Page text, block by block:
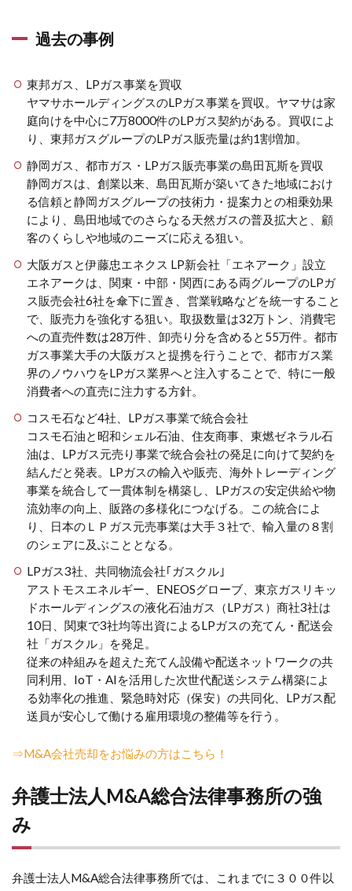
過去の事例
東邦ガス、LPガス事業を買収
ヤマサホールディングスのLPガス事業を買収。ヤマサは家
庭向けを中心に7万8000件のLPガス契約がある。買収によ
り、東邦ガスグループのLPガス販売量は約1割増加。
静岡ガス、都市ガス・LPガス販売事業の島田瓦斯を買収
静岡ガスは、創業以来、島田瓦斯が築いてきた地域におけ
る信頼と静岡ガスグループの技術力・提案力との相乗効果
により、島田地域でのさらなる天然ガスの普及拡大と、顧
客のくらしや地域のニーズに応える狙い。
大阪ガスと伊藤忠エネクス LP新会社「エネアーク」設立
エネアークは、関東・中部・関西にある両グループのLPガ
ス販売会社6社を傘下に置き、営業戦略などを統一すること
で、販売力を強化する狙い。取扱数量は32万トン、消費宅
への直売件数は28万件、卸売り分を含めると55万件。都市
ガス事業大手の大阪ガスと提携を行うことで、都市ガス業
界のノウハウをLPガス業界へと注入することで、特に一般
消費者への直売に注力する方針。
コスモ石など4社、LPガス事業で統合会社
コスモ石油と昭和シェル石油、住友商事、東燃ゼネラル石
油は、LPガス元売り事業で統合会社の発足に向けて契約を
結んだと発表。LPガスの輸入や販売、海外トレーディング
事業を統合して一貫体制を構築し、LPガスの安定供給や物
流効率の向上、販路の多様化につなげる。この統合によ
り、日本のＬＰガス元売事業は大手３社で、輸入量の８割
のシェアに及ぶこととなる。
LPガス3社、共同物流会社｢ガスクル｣
アストモスエネルギー、ENEOSグローブ、東京ガスリキッ
ドホールディングスの液化石油ガス（LPガス）商社3社は
10日、関東で3社均等出資によるLPガスの充てん・配送会
社「ガスクル」を発足。
従来の枠組みを超えた充てん設備や配送ネットワークの共
同利用、IoT・AIを活用した次世代配送システム構築によ
る効率化の推進、緊急時対応（保安）の共同化、LPガス配
送員が安心して働ける雇用環境の整備等を行う。
⇒M&A会社売却をお悩みの方はこちら！
弁護士法人M&A総合法律事務所の強
み
弁護士法人M&A総合法律事務所では、これまでに３００件以